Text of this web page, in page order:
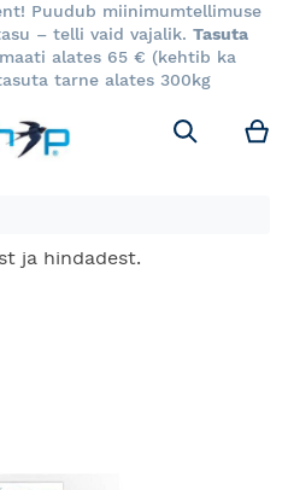
Puudub miinimumtellimuse
– telli vaid vajalik. Tasuta
alates 65 € (kehtib ka
tarne alates 300kg
Otsi
hinnad kehtivad ainult e-
Keila ja Tartu poodide
ja hindadest.